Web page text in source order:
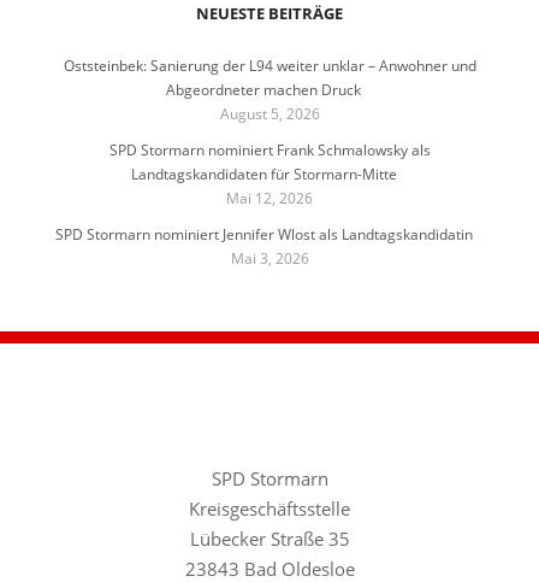
NEUESTE BEITRÄGE
Oststeinbek: Sanierung der L94 weiter unklar – Anwohner und
Abgeordneter machen Druck
August 5, 2026
SPD Stormarn nominiert Frank Schmalowsky als
Landtagskandidaten für Stormarn-Mitte
Mai 12, 2026
SPD Stormarn nominiert Jennifer Wlost als Landtagskandidatin
Mai 3, 2026
SPD Stormarn
Kreisgeschäftsstelle
Lübecker Straße 35
23843 Bad Oldesloe